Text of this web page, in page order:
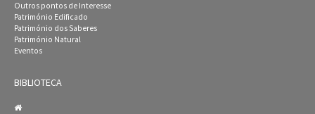
Outros pontos de Interesse
Património Edificado
Património dos Saberes
Património Natural
Eventos
BIBLIOTECA